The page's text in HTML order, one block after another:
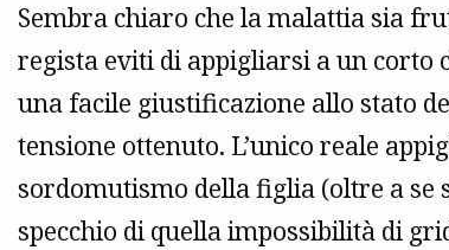
Sembra chiaro che la malattia sia
regista eviti di appigliarsi a un corto
una facile giustificazione allo stato
tensione ottenuto. L’unico reale
sordomutismo della figlia (oltre a se
specchio di quella impossibilità di